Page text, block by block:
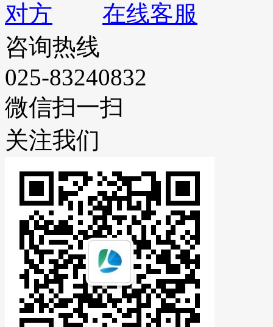
在线客服
咨询热线
025-83240832
微信扫一扫
关注我们